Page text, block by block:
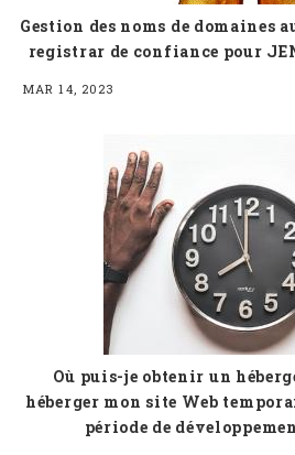
Gestion des noms de domaines
registrar de confiance pour
MAR 14, 2023
Où puis-je obtenir un
héberger mon site Web
période de